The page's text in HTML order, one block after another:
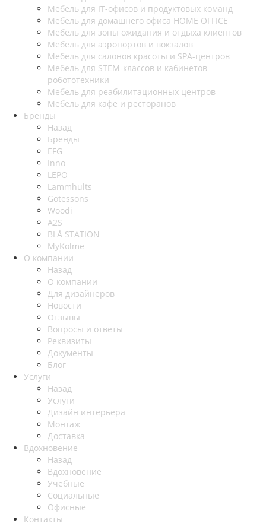
Мебель для IT-офисов и продуктовых команд
Мебель для домашнего офиса HOME OFFICE
Мебель для зоны ожидания и отдыха клиентов
Мебель для аэропортов и вокзалов
Мебель для салонов красоты и SPA-центров
Мебель для STEM-классов и кабинетов
робототехники
Мебель для реабилитационных центров
Мебель для кафе и ресторанов
Бренды
Назад
Бренды
EFG
Inno
LEPO
Lammhults
Götessons
Woodi
A2S
BLÅ STATION
MyKolme
О компании
Назад
О компании
Для дизайнеров
Новости
Отзывы
Вопросы и ответы
Реквизиты
Документы
Блог
Услуги
Назад
Услуги
Дизайн интерьера
Монтаж
Доставка
Вдохновение
Назад
Вдохновение
Учебные
Социальные
Офисные
Контакты